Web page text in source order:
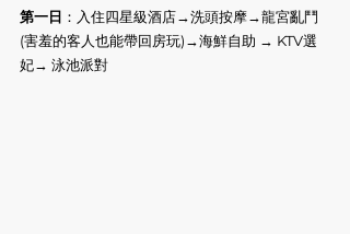
第一日 ：入住四星級酒店→洗頭按摩→龍宮亂鬥
(害羞的客人也能帶回房玩)→海鮮自助 → KTV選
妃→ 泳池派對